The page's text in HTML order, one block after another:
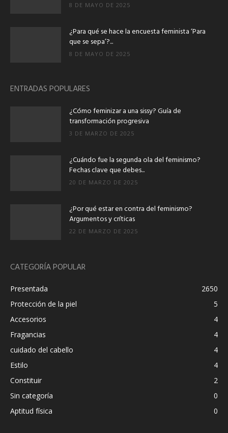
8 DE MAYO DE 2025
¿Para qué se hace la encuesta feminista ‘Para
que se sepa’?...
8 DE MAYO DE 2025
ENTRADAS POPULARES
¿Cómo feminizar a una sissy? Guía de
transformación progresiva
3 DE MARZO DE 2025
¿Cuándo fue la segunda ola del feminismo?
Fechas clave que debes...
20 DE MARZO DE 2025
¿Por qué estar en contra del feminismo?
Argumentos y críticas
22 DE MARZO DE 2025
CATEGORÍA POPULAR
Presentada
2650
Protección de la piel
5
Accesorios
4
Fragancias
4
cuidado del cabello
4
Estilo
4
Constituir
2
Sin categoría
0
Aptitud física
0